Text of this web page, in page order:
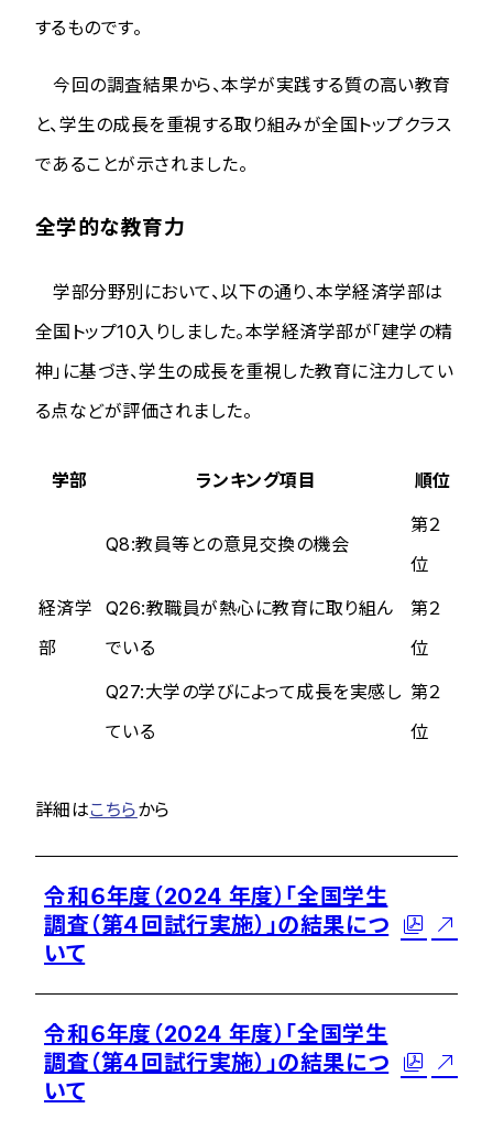
するものです。
今回の調査結果から、本学が実践する質の高い教育
と、学生の成長を重視する取り組みが全国トップクラス
であることが示されました。
全学的な教育力
学部分野別において、以下の通り、本学経済学部は
全国トップ10入りしました。本学経済学部が「建学の精
神」に基づき、学生の成長を重視した教育に注力してい
る点などが評価されました。
学部 ランキング項目 順位
経済学
部
Q8:教員等との意見交換の機会
第２
位
Q26:教職員が熱心に教育に取り組ん
でいる
第２
位
Q27:大学の学びによって成長を実感し
ている
第２
位
詳細はこちらから
令和６年度（2024 年度）「全国学生
調査（第４回試行実施）」の結果につ
いて
令和６年度（2024 年度）「全国学生
調査（第４回試行実施）」の結果につ
いて